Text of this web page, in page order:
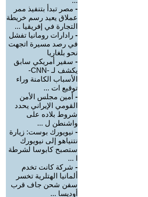
- مصر تبدأ بتنفيذ ممر
عملاق يعيد رسم خريطة
التجارة في إفريقيا ...
- رادارات رومانيا تفشل
في رصد مسيرة اتجهت
نحو بلغاريا
- سفير أمريكي سابق
يكشف لـ -CNN-
الأسباب الكامنة وراء
توقيع ات ...
- أمين مجلس الأمن
القومي الإيراني يحدد
شروط بلاده على
واشنطن ل ...
- نيويورك بوست: زيارة
نتنياهو إلى نيويورك
ستصبح كابوسا لشرطة
ا ...
- شركة كانت تخدم
ألمانيا الهتلرية تخسر
سفن شحن جاف قرب
أوديسا ...